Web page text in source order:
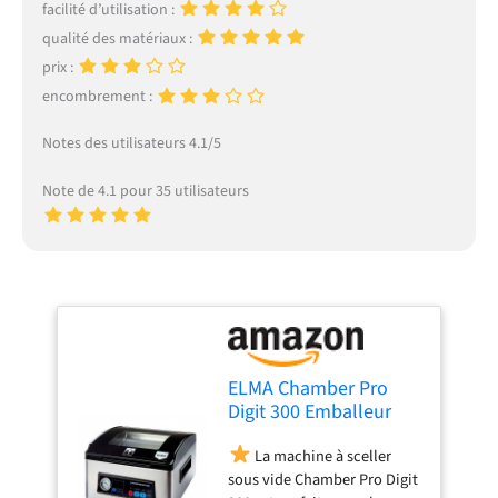
facilité d’utilisation :
qualité des matériaux :
prix :
encombrement :
Notes des utilisateurs 4.1/5
Note de 4.1 pour 35 utilisateurs
ELMA Chamber Pro
Digit 300 Emballeur
professionnel | Usage
Intensif, Barre de
La machine à sceller
sous vide Chamber Pro Digit